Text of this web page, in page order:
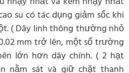
su có tác dụng giảm sốc khi
( Dây linh thông thường nhỏ
mm trở lên, một số trường
lớn hơn dây chính. ( 2 hạt
nằm sát và giữ chặt thanh